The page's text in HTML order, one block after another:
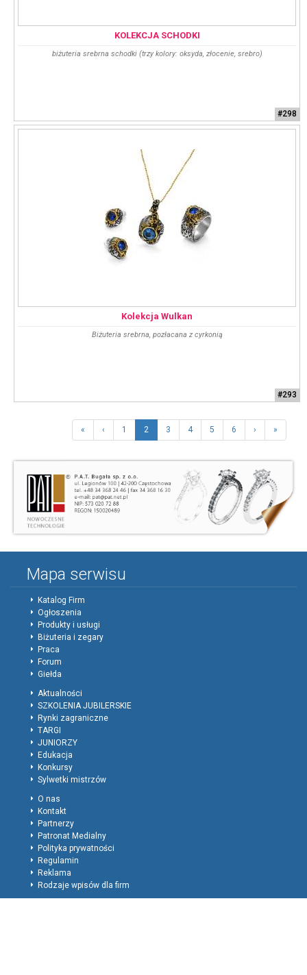
KOLEKCJA SCHODKI
biżuteria srebrna schodki (trzy kolory: oksyda, złocenie, srebro)
#298
Kolekcja Wulkan
Biżuteria srebrna, pozłacana z cyrkonią
#293
« ‹ 1 2 3 4 5 6 › »
Mapa serwisu
Katalog Firm
Ogłoszenia
Produkty i usługi
Biżuteria i zegary
Praca
Forum
Giełda
Aktualności
SZKOLENIA JUBILERSKIE
Rynki zagraniczne
TARGI
JUNIORZY
Edukacja
Konkursy
Sylwetki mistrzów
O nas
Kontakt
Partnerzy
Patronat Medialny
Polityka prywatności
Regulamin
Reklama
Rodzaje wpisów dla firm